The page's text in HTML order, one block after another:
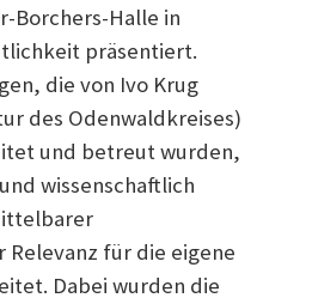
Borchers-Halle in
präsentiert.
die von Ivo Krug
des Odenwaldkreises)
und betreut wurden,
wissenschaftlich
Relevanz für die eigene
Dabei wurden die